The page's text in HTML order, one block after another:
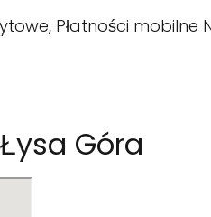
Płatności mobilne
Góra